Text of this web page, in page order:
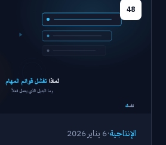
48
الإنتاجية·6 يناير 2026